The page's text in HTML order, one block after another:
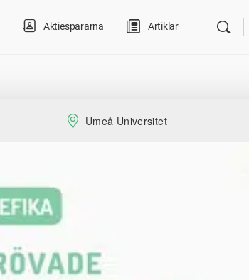
Aktiespararna Artiklar
Plats:
Umeå Universitet